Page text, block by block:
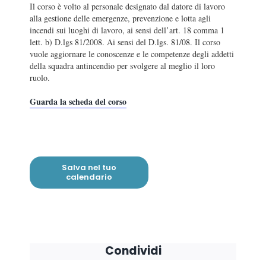
Il corso è volto al personale designato dal datore di lavoro
alla gestione delle emergenze, prevenzione e lotta agli
incendi sui luoghi di lavoro, ai sensi dell’art. 18 comma 1
lett. b) D.lgs 81/2008. Ai sensi del D.lgs. 81/08. Il corso
vuole aggiornare le conoscenze e le competenze degli addetti
della squadra antincendio per svolgere al meglio il loro
ruolo.
Guarda la scheda del corso
Salva nel tuo
calendario
Condividi